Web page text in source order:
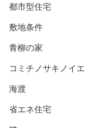
都市型住宅
敷地条件
青柳の家
コミチノサキノイエ
海渡
省エネ住宅